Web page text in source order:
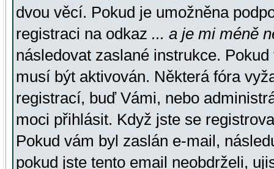
dvou věcí. Pokud je umožněna
registraci na odkaz ... a je mi méně
následovat zaslané instrukce.
musí být aktivován. Některá fóra
registrací, buď Vámi, nebo
moci přihlásit. Když jste se
Pokud vám byl zaslán e-mail,
pokud jste tento email neobdrželi,